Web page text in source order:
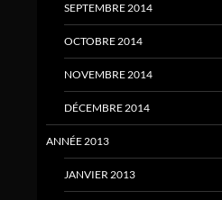
SEPTEMBRE 2014
OCTOBRE 2014
NOVEMBRE 2014
DÉCEMBRE 2014
ANNÉE 2013
JANVIER 2013